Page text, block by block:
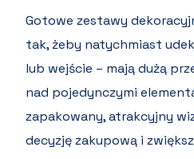
Gotowe zestawy
tak, żeby natychmiast
lub wejście – mają dużą
nad pojedynczymi
zapakowany, atrakcyjny
decyzję zakupową i